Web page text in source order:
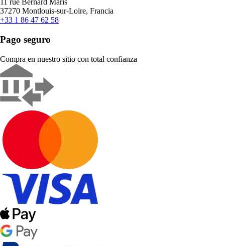
11 rue Bernard Maris
37270 Montlouis-sur-Loire, Francia
+33 1 86 47 62 58
Pago seguro
Compra en nuestro sitio con total confianza